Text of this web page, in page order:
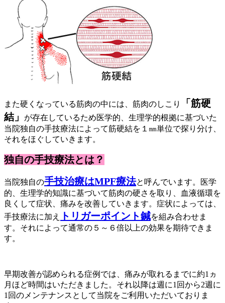
また硬くなっている筋肉の中には、筋肉のしこり
「筋硬
結」
が存在しているため医学的、生理学的根拠に基づいた
当院独自の手技療法によって筋硬結を１㎜単位で探り分け、
それをほぐしていきます。
独自の手技療法とは？
当院独自の手技治療はMPF療法と呼んでいます。医学
的、生理学的知識に基づいて筋肉の硬さを取り、血液循環を
良くして症状、痛みを改善していきます。症状によっては、
手技療法に加え
トリガーポイント鍼を組み合わせま
す。それによって通常の５～６倍以上の効果を期待できま
す。
早期改善が認められる症例では、痛みが取れるまでに約1ヵ
月ほど時間はいただきました。それ以降は週に1回から2週に
1回のメンテナンスとして当院をご利用いただいておりま